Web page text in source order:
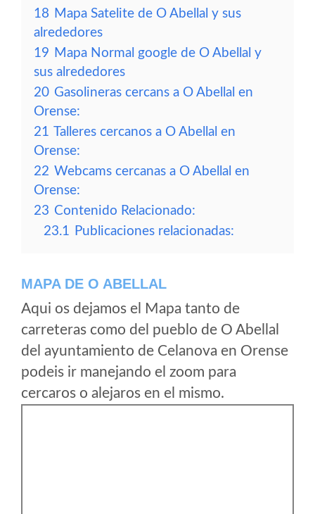
18 Mapa Satelite de O Abellal y sus
alrededores
19 Mapa Normal google de O Abellal y
sus alrededores
20 Gasolineras cercans a O Abellal en
Orense:
21 Talleres cercanos a O Abellal en
Orense:
22 Webcams cercanas a O Abellal en
Orense:
23 Contenido Relacionado:
23.1 Publicaciones relacionadas:
MAPA DE O ABELLAL
Aqui os dejamos el Mapa tanto de
carreteras como del pueblo de O Abellal
del ayuntamiento de Celanova en Orense
podeis ir manejando el zoom para
cercaros o alejaros en el mismo.